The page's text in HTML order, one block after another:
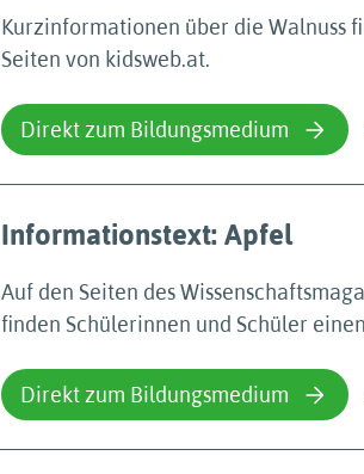
Kurzinformationen über die Walnuss
Seiten von kidsweb.at.
Direkt zum Bildungsmedium
Informationstext: Apfel
Auf den Seiten des
finden Schülerinnen und Schüler
Direkt zum Bildungsmedium